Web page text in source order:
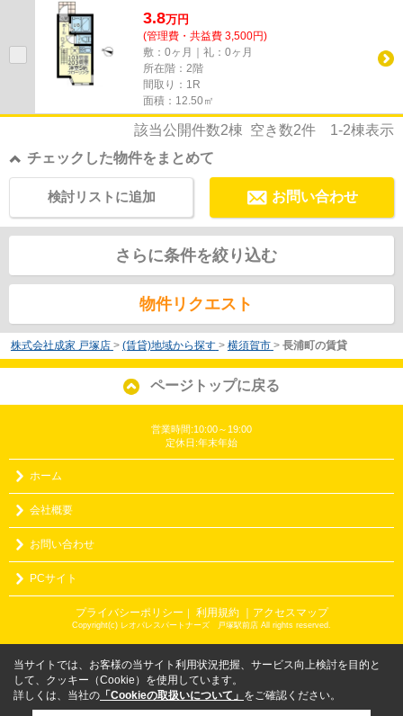
3.8万円
(管理費・共益費 3,500円)
敷：0ヶ月｜礼：0ヶ月
所在階：2階
間取り：1R
面積：12.50㎡
該当公開件数2棟 空き数2件 1-2棟表示
チェックした物件をまとめて
お問い合わせ
検討リストに追加
さらに条件を絞り込む
物件リクエスト
株式会社成家 戸塚店 > (賃貸)地域から探す > 横須賀市 > 長浦町の賃貸
ページトップに戻る
営業時間:10:00～19:00
定休日:年末年始
ホーム
会社概要
お問い合わせ
PCサイト
プライバシーポリシー ｜ 利用規約 ｜アクセスマップ
Copyright(c) レオパレスパートナーズ 戸塚駅前店 All rights reserved.
当サイトでは、お客様の当サイト利用状況把握、サービス向上検討を目的と
して、クッキー（Cookie）を使用しています。
詳しくは、当社の 「Cookieの取扱いについて」 をご確認ください。